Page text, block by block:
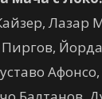
Лазар